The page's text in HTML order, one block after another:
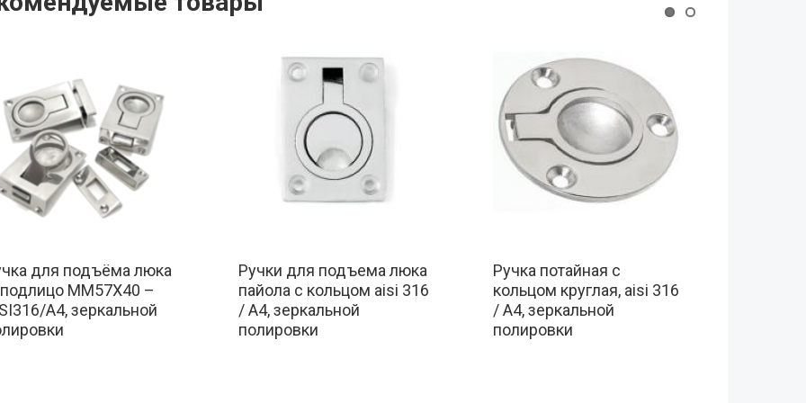
для подъёма люка
MM57X40 –
A4, зеркальной
Ручки для подъема люка
пайола с кольцом aisi 316
/ A4, зеркальной
полировки
Ручка потайная с
кольцом круглая, aisi 316
/ A4, зеркальной
полировки